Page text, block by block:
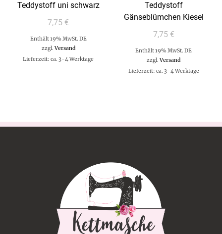
Teddystoff uni schwarz
7,75 €
Enthält 19% MwSt. DE
zzgl.Versand
Lieferzeit: ca. 3-4 Werktage
Teddystoff
Gänseblümchen Kiesel
7,75 €
Enthält 19% MwSt. DE
zzgl.Versand
Lieferzeit: ca. 3-4 Werktage